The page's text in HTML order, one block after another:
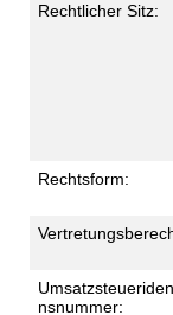
Rechtlicher Sitz:
Rechtsform:
nsnummer: